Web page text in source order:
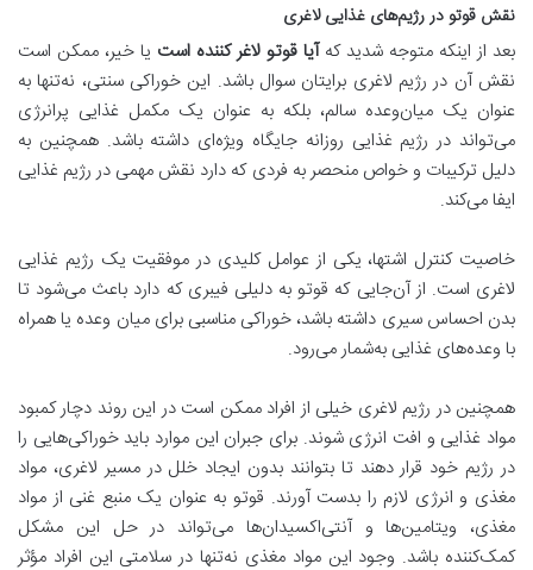
نقش قوتو در رژیم‌های غذایی لاغری
بعد از اینکه متوجه شدید کهآیا قوتو لاغر کننده است یا خیر، ممکن است
نقش آن در رژیم لاغری برایتان سوال باشد. این خوراکی سنتی، نه‌تنها به
عنوان یک میان‌وعده سالم، بلکه به عنوان یک مکمل غذایی پرانرژی
می‌تواند در رژیم غذایی روزانه جایگاه ویژه‌ای داشته باشد. همچنین به
دلیل ترکیبات و خواص منحصر به فردی که دارد نقش مهمی در رژیم غذایی
ایفا می‌کند.
خاصیت کنترل اشتها، یکی از عوامل کلیدی در موفقیت یک رژیم غذایی
لاغری است. از آن‌جایی که قوتو به دلیلی فیبری که دارد باعث می‌شود تا
بدن احساس سیری داشته باشد، خوراکی مناسبی برای میان و‌عده‌ یا همراه
با وعده‌های غذایی به‌شمار می‌رود.
همچنین در رژیم لاغری خیلی از افراد ممکن است در این روند دچار کمبود
مواد غذایی و افت انرژی شوند. برای جبران این موارد باید خوراکی‌هایی را
در رژیم خود قرار دهند تا بتوانند بدون ایجاد خلل در مسیر لاغری، مواد
مغذی و انرژی لازم را بدست آورند. قوتو به عنوان یک منبع غنی از مواد
مغذی، ویتامین‌ها و آنتی‌اکسیدان‌ها می‌تواند در حل این مشکل
کمک‌کننده باشد. وجود این مواد مغذی نه‌تنها در سلامتی این افراد مؤثر